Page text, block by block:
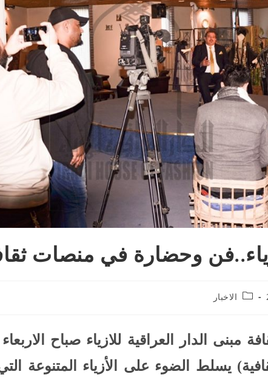
وحضارة في منصات
الاخبار
يسلط الضوء على الأزياء المتنوعة